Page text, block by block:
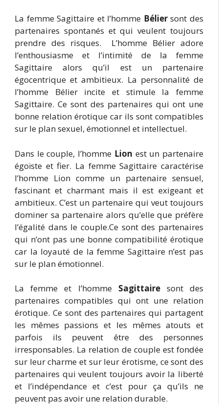
La femme Sagittaire et l’homme Béliersont des
partenaires spontanés et qui veulent toujours
prendre des risques. L’homme Bélier adore
l’enthousiasme et l’intimité de la femme
Sagittaire alors qu’il est un partenaire
égocentrique et ambitieux. La personnalité de
l’homme Bélier incite et stimule la femme
Sagittaire. Ce sont des partenaires qui ont une
bonne relation érotique car ils sont compatibles
sur le plan sexuel, émotionnel et intellectuel.
Dans le couple, l’homme Lion est un partenaire
égoïste et fier. La femme Sagittaire caractérise
l’homme Lion comme un partenaire sensuel,
fascinant et charmant mais il est exigeant et
ambitieux. C’est un partenaire qui veut toujours
dominer sa partenaire alors qu’elle que préfère
l’égalité dans le couple.Ce sont des partenaires
qui n’ont pas une bonne compatibilité érotique
car la loyauté de la femme Sagittaire n’est pas
sur le plan émotionnel.
La femme et l’homme Sagittairesont des
partenaires compatibles qui ont une relation
érotique. Ce sont des partenaires qui partagent
les mêmes passions et les mêmes atouts et
parfois ils peuvent être des personnes
irresponsables. La relation de couple est fondée
sur leur charme et sur leur érotisme, ce sont des
partenaires qui veulent toujours avoir la liberté
et l’indépendance et c’est pour ça qu’ils ne
peuvent pas avoir une relation durable.